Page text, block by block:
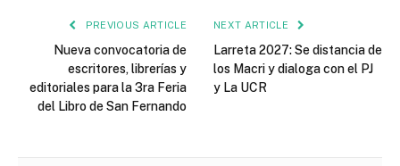
PREVIOUS ARTICLE
Nueva convocatoria de
escritores, librerías y
editoriales para la 3ra Feria
del Libro de San Fernando
NEXT ARTICLE
Larreta 2027: Se distancia de
los Macri y dialoga con el PJ
y La UCR